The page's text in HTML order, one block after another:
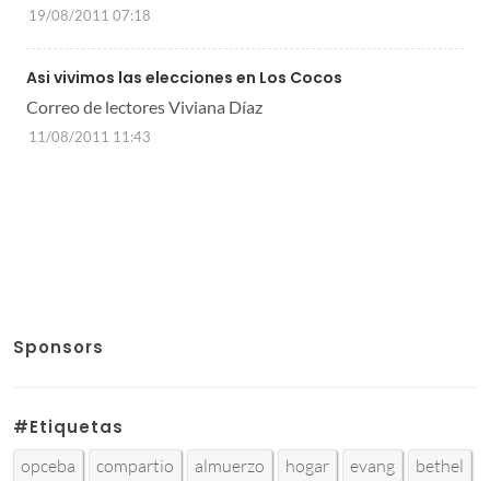
19/08/2011 07:18
Asi vivimos las elecciones en Los Cocos
Correo de lectores Viviana Díaz
11/08/2011 11:43
Sponsors
#Etiquetas
opceba compartio almuerzo hogar evang bethel